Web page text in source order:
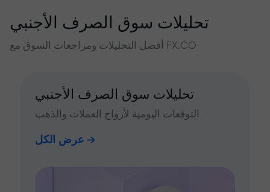
تحليلات سوق الصرف الأجنبي
أفضل التحليلات ومراجعات السوق مع FX.CO
تحليلات سوق الصرف الأجنبي
التوقعات اليومية لأزواج العملات والذهب
عرض الكل